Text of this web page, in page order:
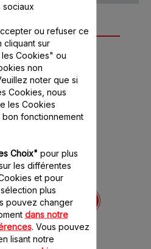
tous les
!
disponible.
sociaux
ou refuser ce
sur
Cookies" ou
non
noter que si
Cookies, nous
les Cookies
fonctionnement
Choix" pour plus
les différentes
et pour
plus
pouvez changer
dans notre
. Vous pouvez
lisant notre